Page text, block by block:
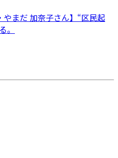
やまだ 加奈子さん】“区民起
。